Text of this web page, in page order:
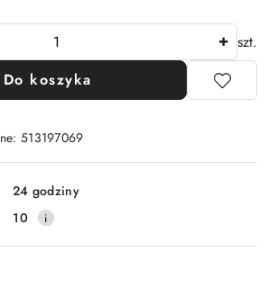
szt.
Do koszyka
513197069
24 godziny
10